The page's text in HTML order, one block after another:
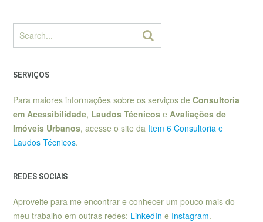
SERVIÇOS
Para maiores informações sobre os serviços de Consultoria
em Acessibilidade, Laudos Técnicos e Avaliações de
Imóveis Urbanos, acesse o site da Item 6 Consultoria e
Laudos Técnicos.
REDES SOCIAIS
Aproveite para me encontrar e conhecer um pouco mais do
meu trabalho em outras redes: LinkedIn e Instagram.